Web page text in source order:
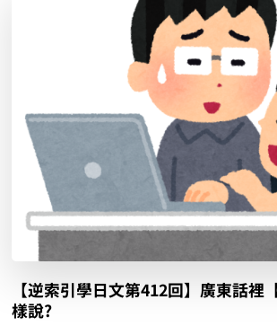
【逆索引學日文第412回】廣東話裡
樣說?